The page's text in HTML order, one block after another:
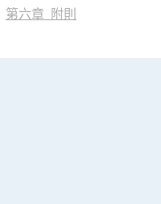
第六章 附則